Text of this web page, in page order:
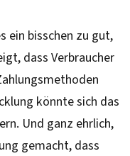
ein bisschen zu gut,
dass Verbraucher
könnte sich das
Und ganz ehrlich,
gemacht, dass